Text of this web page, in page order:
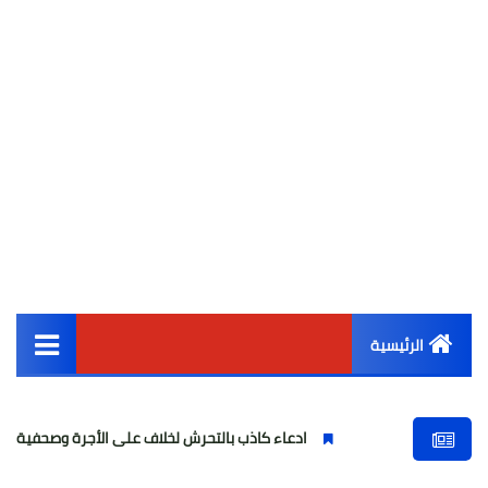
الرئيسية
أخبار مصر
ادعاء كاذب بالتحرش لخلاف على الأجرة وصحفية وهمية